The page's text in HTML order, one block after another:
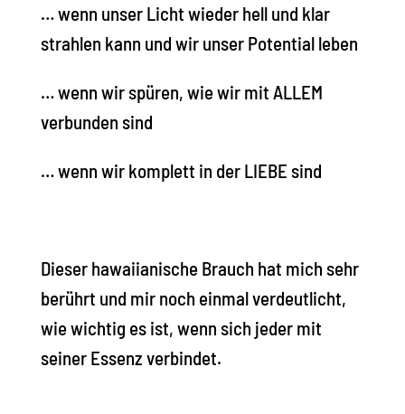
… wenn unser Licht wieder hell und klar
strahlen kann und wir unser Potential leben
… wenn wir spüren, wie wir mit ALLEM
verbunden sind
… wenn wir komplett in der LIEBE sind
Dieser hawaiianische Brauch hat mich sehr
berührt und mir noch einmal verdeutlicht,
wie wichtig es ist, wenn sich jeder mit
seiner Essenz verbindet.